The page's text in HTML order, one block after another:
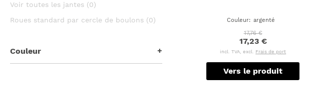
Voir toutes les jantes (0)
Roues standard par cercle de boulons (0)
Couleur
Couleur: argenté
17,76 €
17,23 €
incl. TVA, excl. Frais de port
Vers le produit